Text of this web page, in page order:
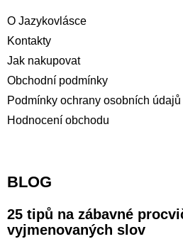
O Jazykovlásce
Kontakty
Jak nakupovat
Obchodní podmínky
Podmínky ochrany osobních údajů
Hodnocení obchodu
BLOG
25 tipů na zábavné
vyjmenovaných slov